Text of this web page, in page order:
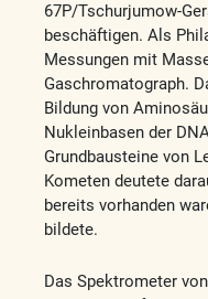
67P/Tschurjumow-
beschäftigen. Als
Messungen mit
Gaschromatograph.
Bildung von
Nukleinbasen der
Grundbausteine von
Kometen deutete
bereits vorhanden
bildete.
Das Spektrometer